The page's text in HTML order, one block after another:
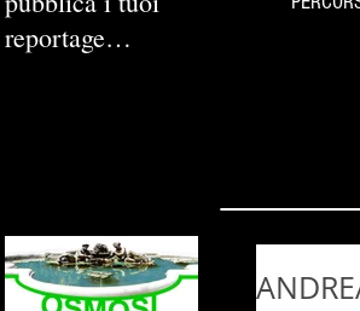
reportage